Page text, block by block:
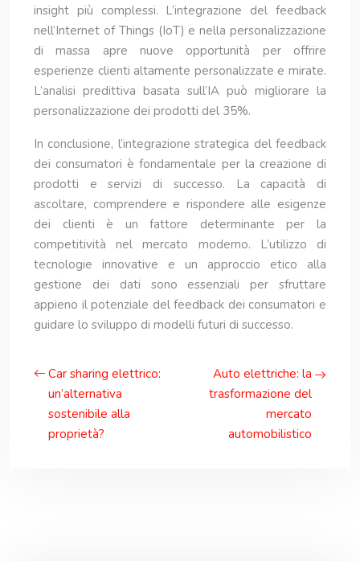
insight più complessi. L’integrazione del feedback
nell’Internet of Things (IoT) e nella personalizzazione
di massa apre nuove opportunità per offrire
esperienze clienti altamente personalizzate e mirate.
L’analisi predittiva basata sull’IA può migliorare la
personalizzazione dei prodotti del 35%.
In conclusione, l’integrazione strategica del feedback
dei consumatori è fondamentale per la creazione di
prodotti e servizi di successo. La capacità di
ascoltare, comprendere e rispondere alle esigenze
dei clienti è un fattore determinante per la
competitività nel mercato moderno. L’utilizzo di
tecnologie innovative e un approccio etico alla
gestione dei dati sono essenziali per sfruttare
appieno il potenziale del feedback dei consumatori e
guidare lo sviluppo di modelli futuri di successo.
Car sharing elettrico:
un’alternativa
sostenibile alla
proprietà?
Auto elettriche: la
trasformazione del
mercato
automobilistico